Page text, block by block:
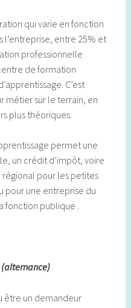
qui varie en fonction
l’entreprise, entre 25% et
professionnelle
de formation
C’est
métier sur le terrain, en
plus théoriques.
permet une
un crédit d’impôt, voire
pour les petites
pour une entreprise du
fonction publique .
être un demandeur